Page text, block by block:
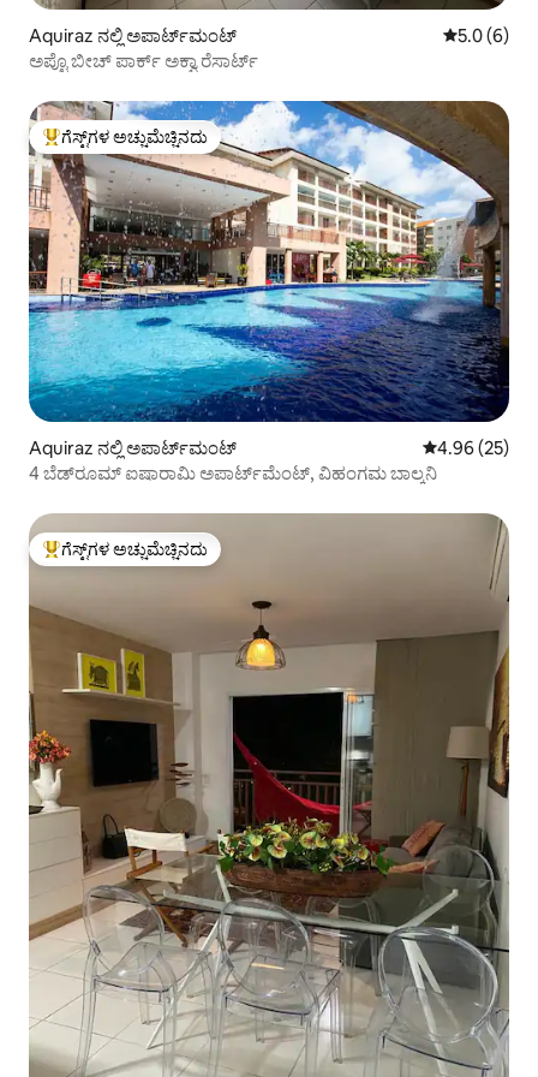
Aquiraz ನಲ್ಲಿ ಅಪಾರ್ಟ್‌ಮಂಟ್ 5 ರಲ್ಲಿ 5.0
5.0 (6)
ಅಪ್ಟೊ ಬೀಚ್ ಪಾರ್ಕ್ ಅಕ್ವಾ ರೆಸಾರ್ಟ್
ಗೆಸ್ಟ್‌ಗಳಿಗೆ ಅತಿ ಹೆಚ್ಚು ಅಚ್ಚುಮೆಚ್ಚಿನದು
ಗೆಸ್ಟ್‌ಗಳ ಅಚ್ಚುಮೆಚ್ಚಿನದು
Aquiraz ನಲ್ಲಿ ಅಪಾರ್ಟ್‌ಮಂಟ್ 5 ರಲ್ಲಿ 4.96
4.96 (25)
4 ಬೆಡ್‌ರೂಮ್ ಐಷಾರಾಮಿ ಅಪಾರ್ಟ್‌ಮೆಂಟ್, ವಿಹಂಗಮ ಬಾಲ್ಕನಿ
ಗೆಸ್ಟ್‌ಗಳಿಗೆ ಅತಿ ಹೆಚ್ಚು ಅಚ್ಚುಮೆಚ್ಚಿನದು
ಗೆಸ್ಟ್‌ಗಳ ಅಚ್ಚುಮೆಚ್ಚಿನದು